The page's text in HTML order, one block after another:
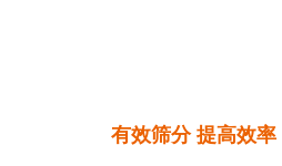
有效筛分 提高效率